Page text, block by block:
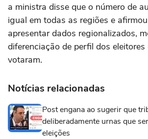
a ministra disse que o número de
igual em todas as regiões e
apresentar dados regionalizados,
diferenciação de perfil dos eleitores
votaram.
Notícias relacionadas
Post engana ao sugerir que
deliberadamente urnas que
eleições